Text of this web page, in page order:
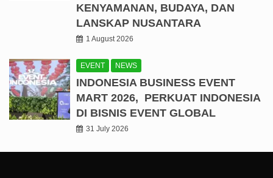
KENYAMANAN, BUDAYA, DAN
LANSKAP NUSANTARA
1 August 2026
EVENT NEWS
INDONESIA BUSINESS EVENT
MART 2026, PERKUAT INDONESIA
DI BISNIS EVENT GLOBAL
31 July 2026